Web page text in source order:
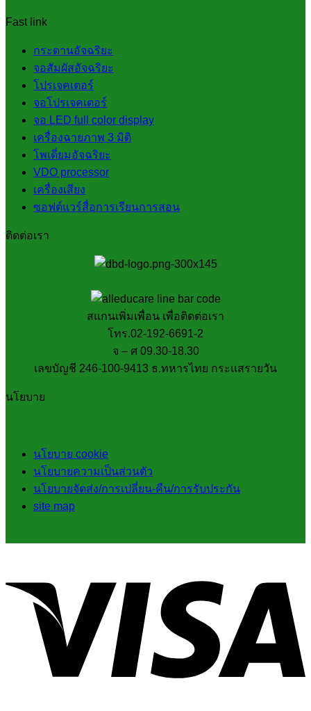
Fast link
กระดานอัจฉริยะ
จอสัมผัสอัจฉริยะ
โปรเจคเตอร์
จอโปรเจคเตอร์
จอ LED full color display
เครื่องฉายภาพ 3 มิติ
โพเดี่ยมอัจฉริยะ
VDO processor
เครื่องเสียง
ซอฟต์แวร์สื่อการเรียนการสอน
ติดต่อเรา
สแกนเพิ่มเพื่อน เพื่อติดต่อเรา
โทร.02-192-6691-2
จ – ศ 09.30-18.30
เลขบัญชี 246-100-9413 ธ.ทหารไทย กระแสรายวัน
นโยบาย
นโยบาย cookie
นโยบายความเป็นส่วนตัว
นโยบายจัดส่ง/การเปลี่ยน-คืน/การรับประกัน
site map